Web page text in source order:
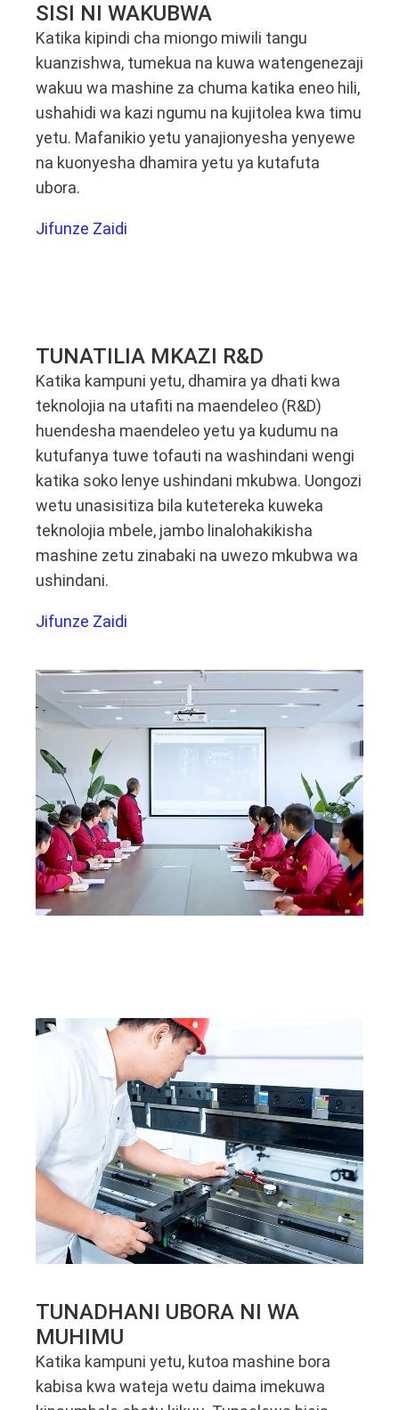
SISI NI WAKUBWA
Katika kipindi cha miongo miwili tangu
kuanzishwa, tumekua na kuwa watengenezaji
wakuu wa mashine za chuma katika eneo hili,
ushahidi wa kazi ngumu na kujitolea kwa timu
yetu. Mafanikio yetu yanajionyesha yenyewe
na kuonyesha dhamira yetu ya kutafuta
ubora.
Jifunze Zaidi
TUNATILIA MKAZI R&D
Katika kampuni yetu, dhamira ya dhati kwa
teknolojia na utafiti na maendeleo (R&D)
huendesha maendeleo yetu ya kudumu na
kutufanya tuwe tofauti na washindani wengi
katika soko lenye ushindani mkubwa. Uongozi
wetu unasisitiza bila kutetereka kuweka
teknolojia mbele, jambo linalohakikisha
mashine zetu zinabaki na uwezo mkubwa wa
ushindani.
Jifunze Zaidi
TUNADHANI UBORA NI WA
MUHIMU
Katika kampuni yetu, kutoa mashine bora
kabisa kwa wateja wetu daima imekuwa